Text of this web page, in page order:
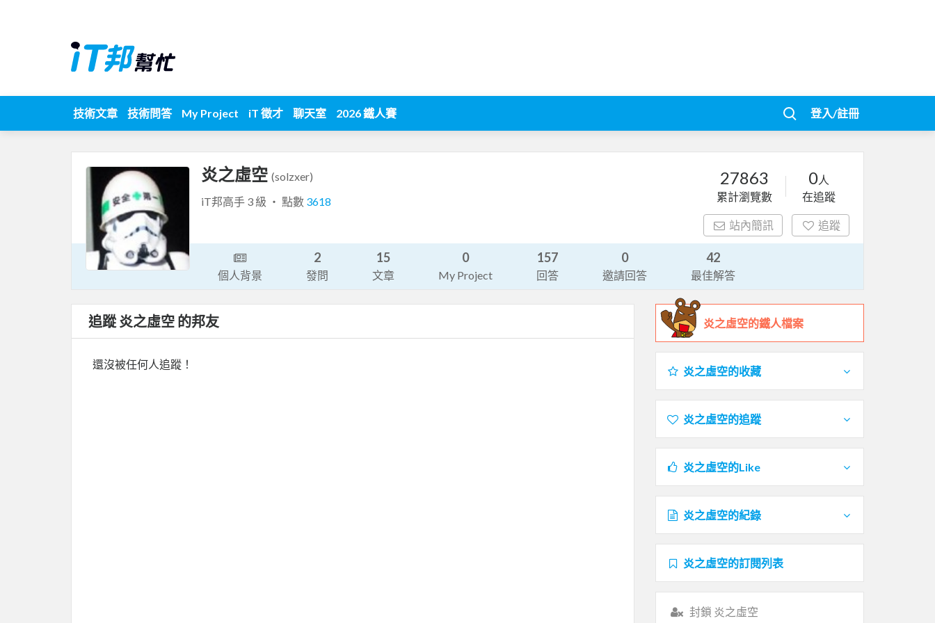
技術文章 技術問答 My Project iT 徵才 聊天室 2026 鐵人賽 登入/註冊
炎之虛空 (solzxer)
iT邦高手 3 級 ‧ 點數 3618
27863
累計瀏覽數
0人
在追蹤
站內簡訊 追蹤
個人背景
2
發問
15
文章
0
My Project
157
回答
0
邀請回答
42
最佳解答
追蹤 炎之虛空 的邦友
還沒被任何人追蹤！
炎之虛空的鐵人檔案
炎之虛空的收藏
炎之虛空的追蹤
炎之虛空的Like
炎之虛空的紀錄
炎之虛空的訂閱列表
封鎖 炎之虛空